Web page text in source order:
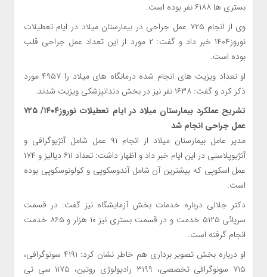
بستري ها ۶۱۸۸ نفر بوده است.
وي از انجام ۷۲۵ عمل جراحي در بيمارستان ميلاد در ايام تعطيلات
نوروز۱۴۰۴ خبر داد و گفت: ۲ مورد از اين تعداد عمل جراحي قلب
بوده است.
او تعداد ويزيت هاي انجام شده درمانگاه هاي ميلاد را ۴۹۵۷ مورد
ذكر كرد و گفت: ۱۶۳۸ نفر نيز در بخش دندانپزشكي ويزيت شدند.
تشريح عملكرد بيمارستان ميلاد در ايام تعطيلات نوروز۱۴۰۴/ ۷۲۵
عمل جراحي انجام شد
مدير عامل بيمارستان ميلاد از انجام ۹۱ عمل شامل آنژيوگرافي و
آنژيوپلاستي در اين ايام خبر داد و اظهار داشت: تعداد ۶۱۱ دياليز و ۱۷۴
عمل اسكوپي كه بيشترين آن شامل آندوسكوپي و كولونوسكوپي بوده
است.
دكتر جلالي درباره خدمات بخش آزمايشگاه نيز گفت: در قسمت
سرپائي ۵۱۲۵ خدمت و در قسمت بستري نيز ۱۰ هزار و ۸۶۵ خدمت
انجام گرفته است.
او درباره بخش تصوير برداري هم خاطر نشان كرد: ۴۱۹۱ سونوگرافي،
۷۱۵ سونوگرافي تخصصي، ۳۱۹۹ راديولوژي روتين، ۱۱۷۵ سي تي